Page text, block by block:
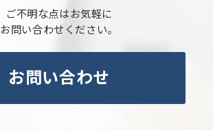
ご不明な点はお気軽に
お問い合わせください。
お問い合わせ